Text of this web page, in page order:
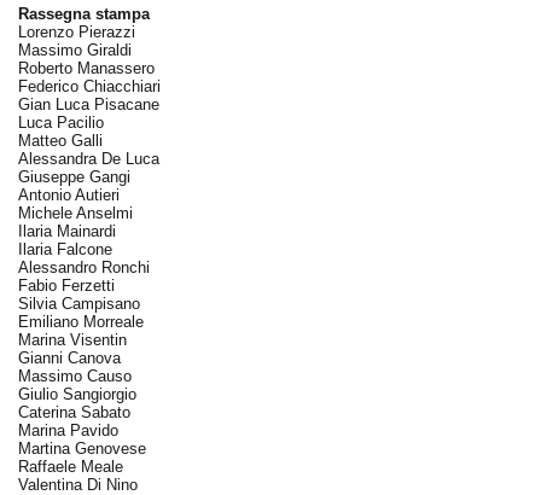
Rassegna stampa
Lorenzo Pierazzi
Massimo Giraldi
Roberto Manassero
Federico Chiacchiari
Gian Luca Pisacane
Luca Pacilio
Matteo Galli
Alessandra De Luca
Giuseppe Gangi
Antonio Autieri
Michele Anselmi
Ilaria Mainardi
Ilaria Falcone
Alessandro Ronchi
Fabio Ferzetti
Silvia Campisano
Emiliano Morreale
Marina Visentin
Gianni Canova
Massimo Causo
Giulio Sangiorgio
Caterina Sabato
Marina Pavido
Martina Genovese
Raffaele Meale
Valentina Di Nino